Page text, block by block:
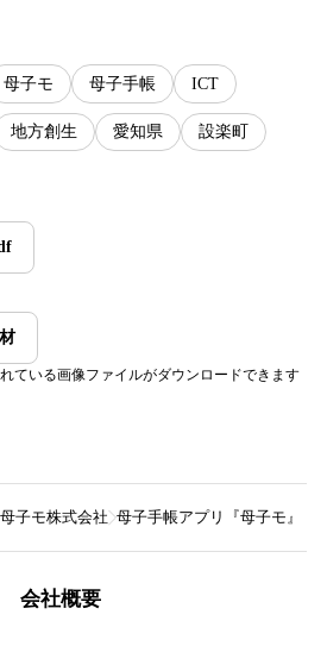
母子モ 母子手帳 ICT
地方創生 愛知県 設楽町
ている画像ファイルがダウンロードできます
母子モ株式会社 母子手帳アプリ『母子モ』が
会社概要